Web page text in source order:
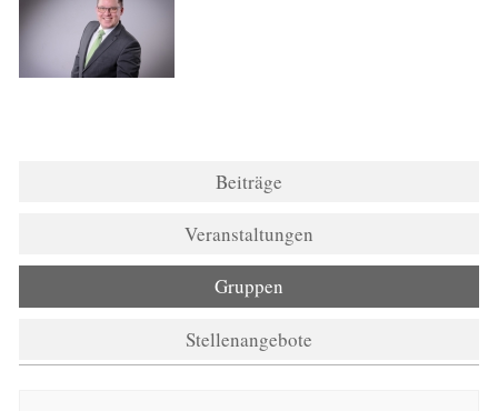
Beiträge
Veranstaltungen
Gruppen
Stellenangebote